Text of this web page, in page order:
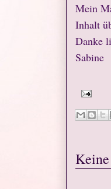
Mein
Inhalt
Danke
Sabine